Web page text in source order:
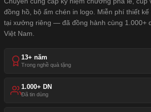
đồng hồ, bộ ấm chén in logo. Miễn phí thiết kế
tại xưởng riêng — đã đồng hành cùng 1.000+
Việt Nam.
13+ năm
Trong nghề quà tặng
1.000+ DN
Đã tin dùng